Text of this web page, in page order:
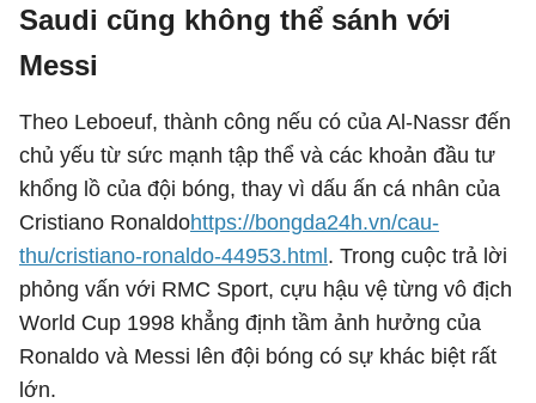
Saudi cũng không thể sánh với
Messi
Theo Leboeuf, thành công nếu có của Al-Nassr đến
chủ yếu từ sức mạnh tập thể và các khoản đầu tư
khổng lồ của đội bóng, thay vì dấu ấn cá nhân của
Cristiano Ronaldohttps://bongda24h.vn/cau-
thu/cristiano-ronaldo-44953.html . Trong cuộc trả lời
phỏng vấn với RMC Sport, cựu hậu vệ từng vô địch
World Cup 1998 khẳng định tầm ảnh hưởng của
Ronaldo và Messi lên đội bóng có sự khác biệt rất
lớn.